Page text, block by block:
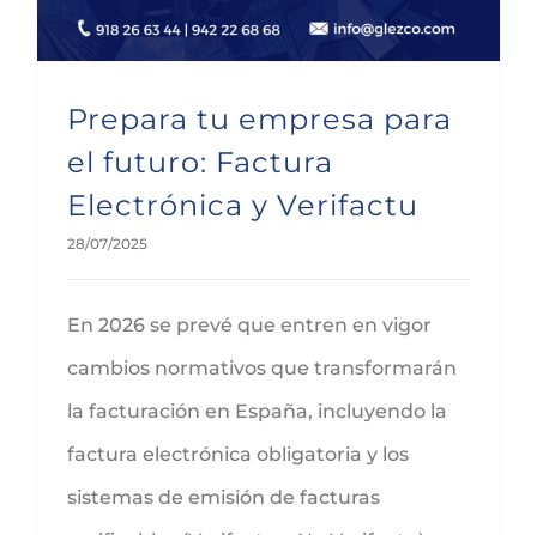
Prepara tu empresa para
el futuro: Factura
Electrónica y Verifactu
28/07/2025
En 2026 se prevé que entren en vigor
cambios normativos que transformarán
la facturación en España, incluyendo la
factura electrónica obligatoria y los
sistemas de emisión de facturas